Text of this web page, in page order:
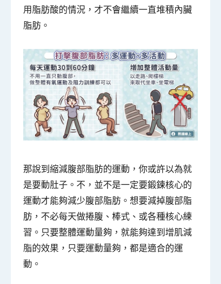
用脂肪酸的情況，才不會繼續一直堆積內臟
脂肪。
那說到縮減腹部脂肪的運動，你或許以為就
是要動肚子。不，並不是一定要鍛鍊核心的
運動才能夠減少腹部脂肪。想要減掉腹部脂
肪，不必每天做捲腹、棒式、或各種核心練
習。只要整體運動量夠，就能夠達到增肌減
脂的效果，只要運動量夠，都是適合的運
動。